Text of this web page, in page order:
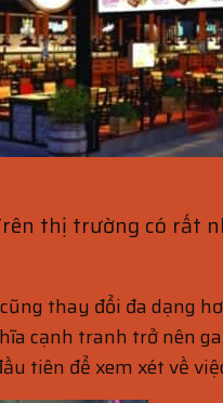
thị trường có rất
thay đổi đa dạng
cạnh tranh trở nên
tiên để xem xét về